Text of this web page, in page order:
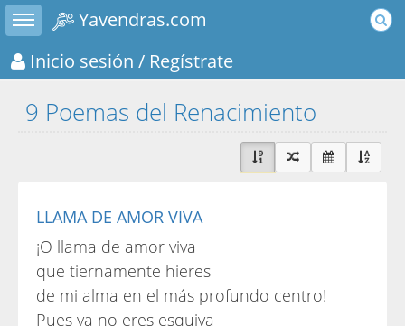
Toggle sidebar
Yavendras.com
Inicio sesión / Regístrate
9 Poemas del Renacimiento
LLAMA DE AMOR VIVA
¡O llama de amor viva
que tiernamente hieres
de mi alma en el más profundo centro!
Pues ya no eres esquiva